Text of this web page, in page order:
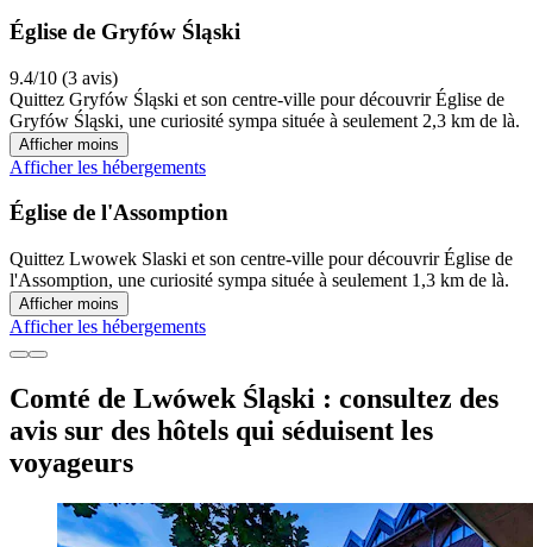
Église de Gryfów Śląski
9.4/10 (3 avis)
Quittez Gryfów Śląski et son centre-ville pour découvrir Église de
Gryfów Śląski, une curiosité sympa située à seulement 2,3 km de là.
Afficher moins
Afficher les hébergements
Église de l'Assomption
Quittez Lwowek Slaski et son centre-ville pour découvrir Église de
l'Assomption, une curiosité sympa située à seulement 1,3 km de là.
Afficher moins
Afficher les hébergements
Comté de Lwówek Śląski : consultez des
avis sur des hôtels qui séduisent les
voyageurs